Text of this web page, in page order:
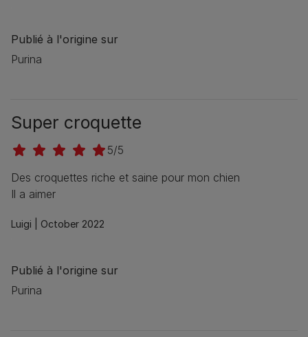
Publié à l'origine sur
Purina
Super croquette
5/5
Des croquettes riche et saine pour mon chien
Il a aimer
Luigi | October 2022
Publié à l'origine sur
Purina